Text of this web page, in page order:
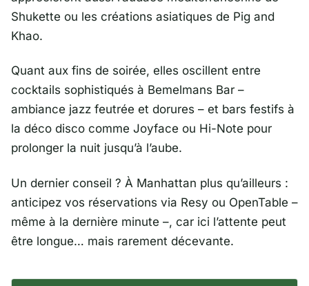
Shukette ou les créations asiatiques de Pig and
Khao.
Quant aux fins de soirée, elles oscillent entre
cocktails sophistiqués à Bemelmans Bar –
ambiance jazz feutrée et dorures – et bars festifs à
la déco disco comme Joyface ou Hi-Note pour
prolonger la nuit jusqu’à l’aube.
Un dernier conseil ? À Manhattan plus qu’ailleurs :
anticipez vos réservations via Resy ou OpenTable –
même à la dernière minute –, car ici l’attente peut
être longue… mais rarement décevante.